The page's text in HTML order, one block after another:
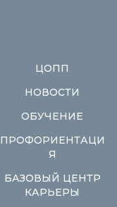
ЦОПП
НОВОСТИ
ОБУЧЕНИЕ
ПРОФОРИЕНТАЦИ
Я
БАЗОВЫЙ ЦЕНТР
КАРЬЕРЫ